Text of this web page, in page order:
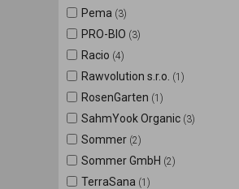
Pema (3)
PRO-BIO (3)
Racio (4)
Rawvolution s.r.o. (1)
RosenGarten (1)
SahmYook Organic (3)
Sommer (2)
Sommer GmbH (2)
TerraSana (1)